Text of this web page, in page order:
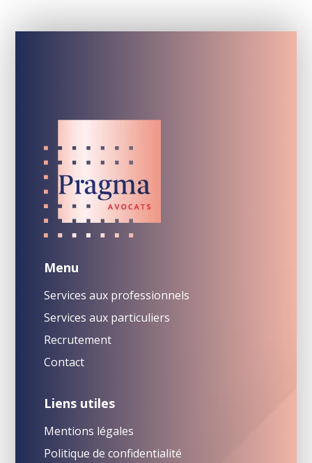
Menu
Services aux professionnels
Services aux particuliers
Recrutement
Contact
Liens utiles
Mentions légales
Politique de confidentialité